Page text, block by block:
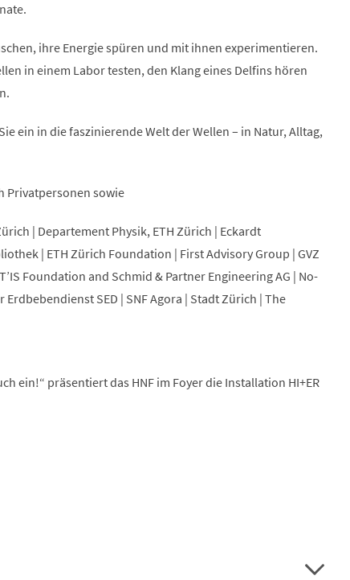
ihre Energie spüren und mit ihnen experimentieren.
in einem Labor testen, den Klang eines Delfins hören
ein in die faszinierende Welt der Wellen – in Natur, Alltag,
Privatpersonen sowie
| Departement Physik, ETH Zürich | Eckardt
| ETH Zürich Foundation | First Advisory Group | GVZ
Foundation and Schmid & Partner Engineering AG | No-
SED | SNF Agora | Stadt Zürich | The
ein!“ präsentiert das HNF im Foyer die Installation HI+ER